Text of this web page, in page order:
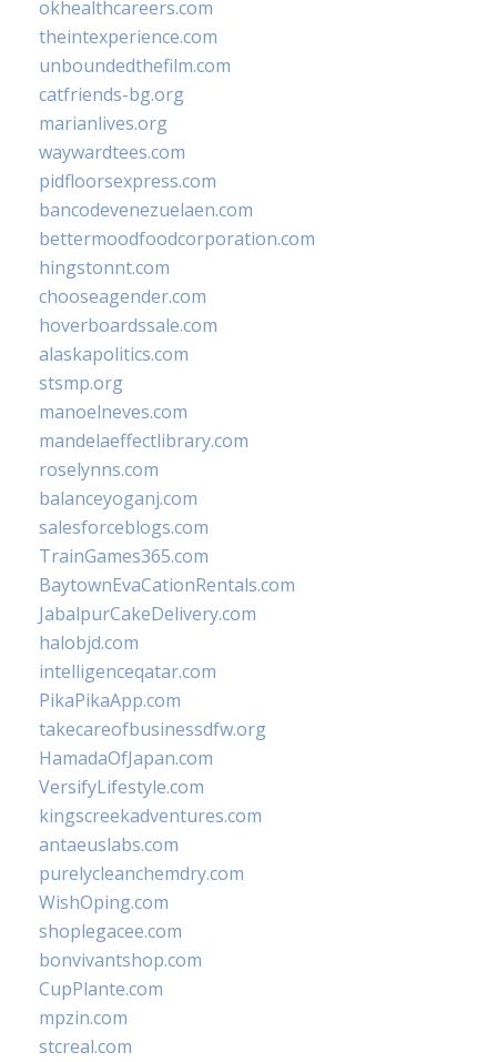
okhealthcareers.com
theintexperience.com
unboundedthefilm.com
catfriends-bg.org
marianlives.org
waywardtees.com
pidfloorsexpress.com
bancodevenezuelaen.com
bettermoodfoodcorporation.com
hingstonnt.com
chooseagender.com
hoverboardssale.com
alaskapolitics.com
stsmp.org
manoelneves.com
mandelaeffectlibrary.com
roselynns.com
balanceyoganj.com
salesforceblogs.com
TrainGames365.com
BaytownEvaCationRentals.com
JabalpurCakeDelivery.com
halobjd.com
intelligenceqatar.com
PikaPikaApp.com
takecareofbusinessdfw.org
HamadaOfJapan.com
VersifyLifestyle.com
kingscreekadventures.com
antaeuslabs.com
purelycleanchemdry.com
WishOping.com
shoplegacee.com
bonvivantshop.com
CupPlante.com
mpzin.com
stcreal.com